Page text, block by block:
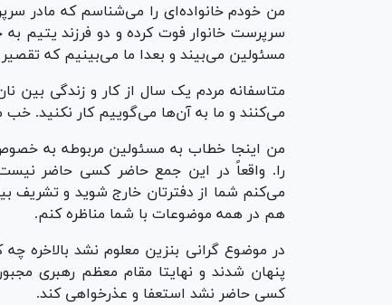
من خودم خانواده‌ای را می‌شناسم که مادر
سرپرست خانوار فوت کرده و دو فرزند یتیم به
مسئولین می‌بیند و بعدا ما می‌بینیم که
می‌کنند و ما به آن‌ها می‌گوییم کار نکنید. خب
من اینجا خطاب به مسئولین مربوطه به
را. واقعاً در این جمع حاضر کسی حاضر نیست
می‌کنم شما از دفترتان خارج شوید و تشریف
هم در همه موضوعات با شما مناظره کنم.
در موضوع گرانی بنزین معلوم نشد
پنهان شدند و نهایتا مقام معظم رهبری
کسی حاضر نشد استعفا و عذرخواهی کند.